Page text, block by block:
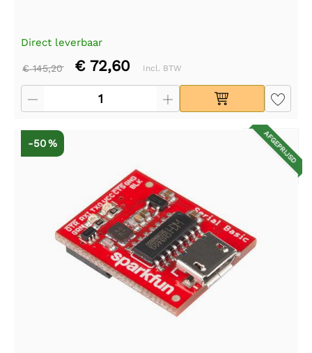
Direct leverbaar
€ 145,20 € 72,60 Incl. BTW
AFGEPRIJSD
-50 %